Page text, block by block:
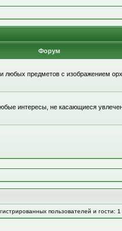
Форум
любых предметов с изображением
интересы, не касающиеся
пользователей и гости: 1